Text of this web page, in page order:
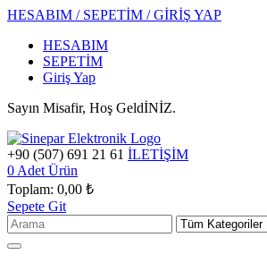
HESABIM / SEPETİM / GİRİŞ YAP
HESABIM
SEPETİM
Giriş Yap
Sayın Misafir, Hoş GeldİNİZ.
+90 (507) 691 21 61 İLETİŞİM
0 Adet Ürün
Toplam: 0,00 ₺
Sepete Git